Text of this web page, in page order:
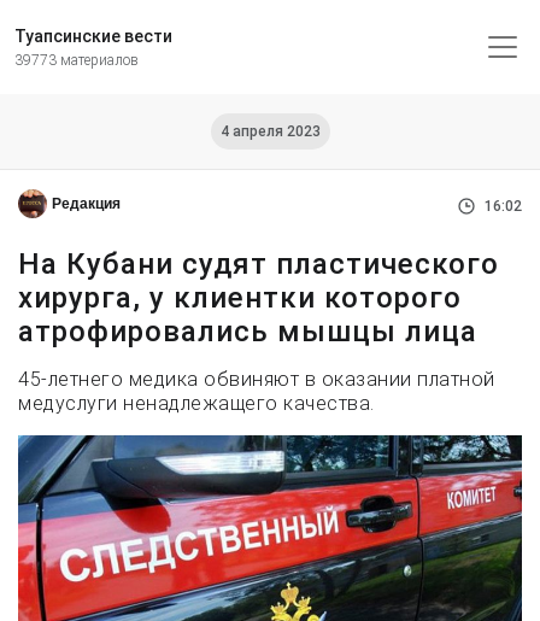
Туапсинские вести
39773 материалов
4 апреля 2023
Редакция 16:02
На Кубани судят пластического
хирурга, у клиентки которого
атрофировались мышцы лица
45-летнего медика обвиняют в оказании платной
медуслуги ненадлежащего качества.